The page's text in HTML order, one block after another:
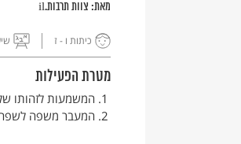
מאת: צוות תרבות.il
כיתות ו - ז
מטרת הפעילות
המשמעות לזהותו
המעבר משפה לשפה